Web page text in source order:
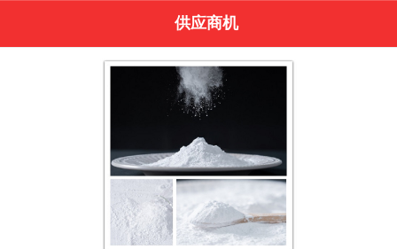
供应商机